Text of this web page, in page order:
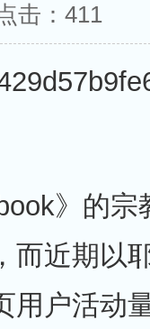
击： 411
》的宗
而近期以
用户活动